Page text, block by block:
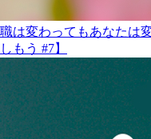
職は変わってもあなたは
しもう #7】